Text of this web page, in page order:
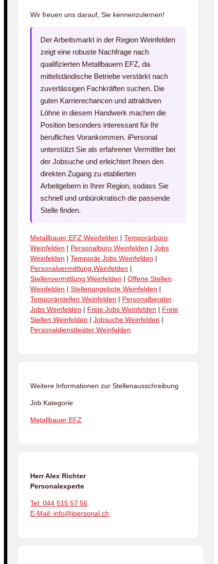
Wir freuen uns darauf, Sie kennenzulernen!
Der Arbeitsmarkt in der Region Weinfelden
zeigt eine robuste Nachfrage nach
qualifizierten Metallbauern EFZ, da
mittelständische Betriebe verstärkt nach
zuverlässigen Fachkräften suchen. Die
guten Karrierechancen und attraktiven
Löhne in diesem Handwerk machen die
Position besonders interessant für Ihr
berufliches Vorankommen. iPersonal
unterstützt Sie als erfahrener Vermittler bei
der Jobsuche und erleichtert Ihnen den
direkten Zugang zu etablierten
Arbeitgebern in Ihrer Region, sodass Sie
schnell und unbürokratisch die passende
Stelle finden.
Metallbauer EFZ Weinfelden | Temporärbüro
Weinfelden | Personalbüro Weinfelden | Jobs
Weinfelden | Temporär Jobs Weinfelden |
Personalvermittlung Weinfelden |
Stellenvermittlung Weinfelden | Offene Stellen
Weinfelden | Stellenangebote Weinfelden |
Temporärstellen Weinfelden | Personalberater
Jobs Weinfelden | Freie Jobs Weinfelden | Freie
Stellen Weinfelden | Jobsuche Weinfelden |
Personaldienstleister Weinfelden
Weitere Informationen zur Stellenausschreibung
Job Kategorie
Metallbauer EFZ
Herr Alex Richter
Personalexperte
Tel: 044 515 57 56
E-Mail: info@ipersonal.ch